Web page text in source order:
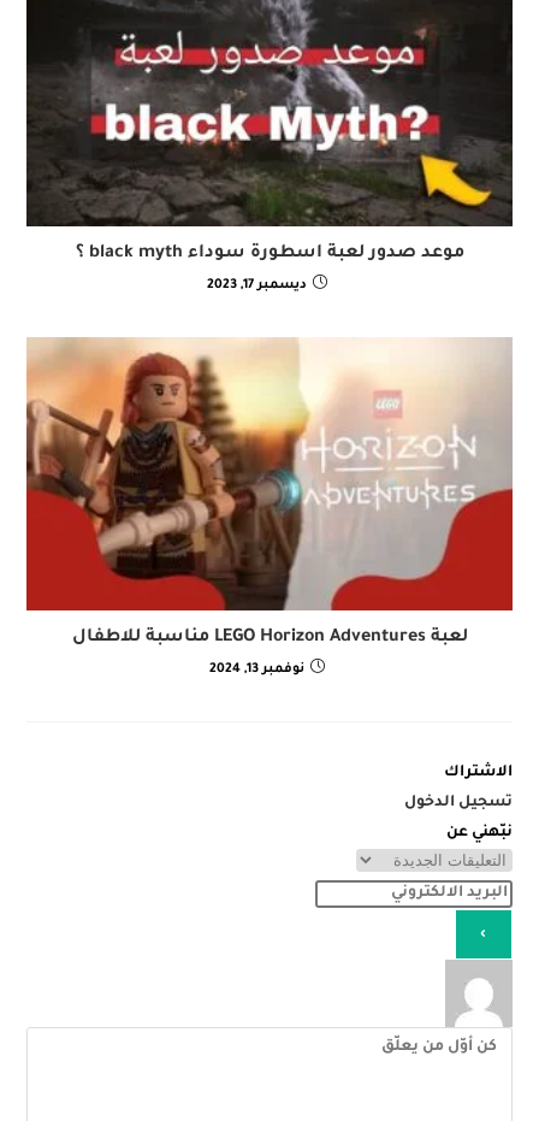
موعد صدور لعبة اسطورة سوداء black myth ؟
ديسمبر 17, 2023
لعبة LEGO Horizon Adventures مناسبة للاطفال
نوفمبر 13, 2024
الاشتراك
تسجيل الدخول
نبّهني عن